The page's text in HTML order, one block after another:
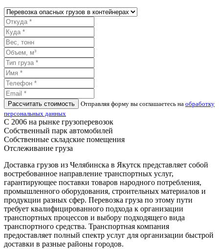
Рассчитать стоимость Отправляя форму вы соглашаетесь на обработку
персональных данных
С 2006 на рынке грузоперевозок
Собственный парк автомобилей
Собственные складские помещения
Отслеживание груза
Доставка грузов из Челябинска в Якутск представляет собой
востребованное направление транспортных услуг,
гарантирующее поставки товаров народного потребления,
промышленного оборудования, строительных материалов и
продукции разных сфер. Перевозка груза по этому пути
требует квалифицированного подхода к организации
транспортных процессов и выбору подходящего вида
транспортного средства. Транспортная компания
предоставляет полный спектр услуг для организации быстрой
доставки в разные районы городов.